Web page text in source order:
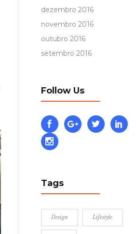
dezembro 2016
novembro 2016
outubro 2016
setembro 2016
Follow Us
Tags
Design Lifestyle